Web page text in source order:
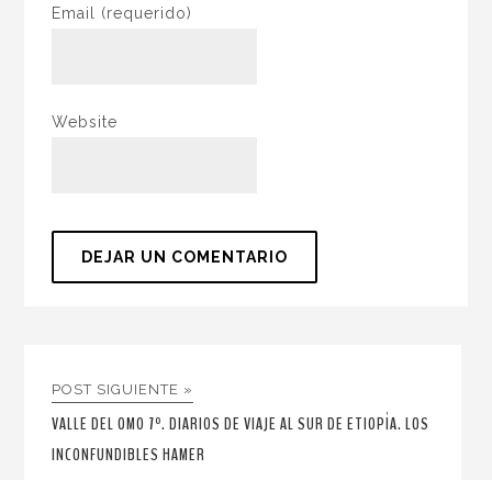
Email (requerido)
Website
POST SIGUIENTE »
VALLE DEL OMO 7º. DIARIOS DE VIAJE AL SUR DE ETIOPÍA. LOS
INCONFUNDIBLES HAMER